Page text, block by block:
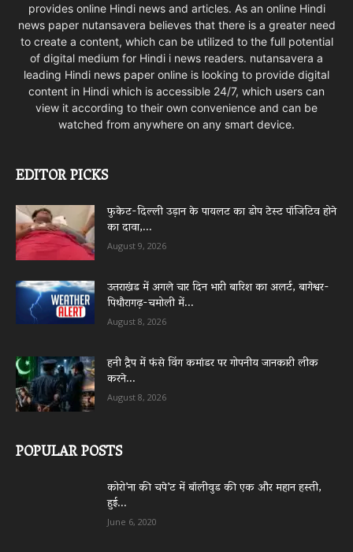
provides online Hindi news and articles. As an online Hindi
news paper nutansavera believes that there is a greater need
to create a content, which can be utilized to the full potential
of digital medium for Hindi i news readers. nutansavera a
leading Hindi news paper online is looking to provide digital
content in Hindi which is accessible 24/7, which users can
view it according to their own convenience and can be
watched from anywhere on any smart device.
EDITOR PICKS
फुकेट-दिल्ली उड़ान के पायलट का डोप टेस्ट पॉजिटिव होने
का दावा,...
August 9, 2026
उत्तराखंड में अगले चार दिन भारी बारिश का अलर्ट, बागेश्वर-
पिथौरागढ़-चमोली में...
August 8, 2026
हनी ट्रैप में फंसे विंग कमांडर पर गोपनीय जानकारी लीक
करने...
August 8, 2026
POPULAR POSTS
कोरो’ना की चपे’ट में बॉलीवुड की एक और महान हस्ती,
हुई...
June 6, 2020